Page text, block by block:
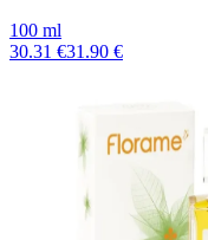
100 ml
30.31 €31.90 €